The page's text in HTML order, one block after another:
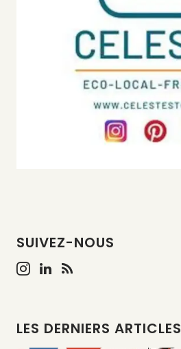
SUIVEZ-NOUS
LES DERNIERS ARTICLES